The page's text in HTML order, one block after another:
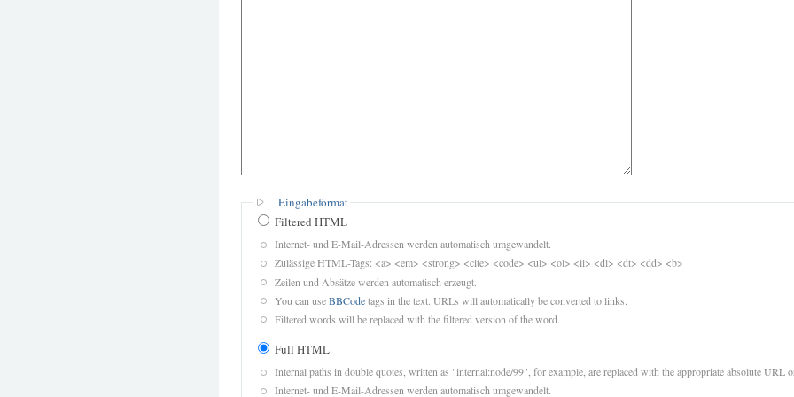
Eingabeformat
Filtered HTML
Internet- und E-Mail-Adressen werden automatisch umgewandelt.
Zulässige HTML-Tags: <a> <em> <strong> <cite> <code> <ul> <ol> <li> <dl> <dt> <dd> <b>
Zeilen und Absätze werden automatisch erzeugt.
You can useBBCodetags in the text. URLs will automatically be converted to links.
Filtered words will be replaced with the filtered version of the word.
Full HTML
Internal paths in double quotes, written as "internal:node/99", for example, are replaced with the appropriate absolute URL
Internet- und E-Mail-Adressen werden automatisch umgewandelt.